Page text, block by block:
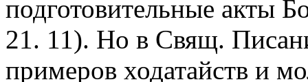
подготовительные акты
21. 11). Но в Свящ.
примеров ходатайств и